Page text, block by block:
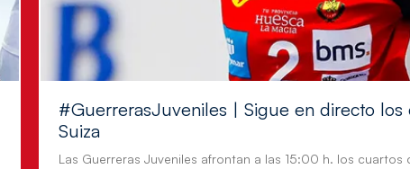
#GuerrerasJuveniles | Sigue en directo los
Suiza
Las Guerreras Juveniles afrontan a las 15:00 h. los